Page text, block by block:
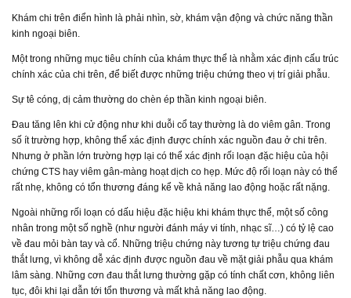
Khám chi trên điển hình là phải nhìn, sờ, khám vận động và chức năng thần
kinh ngoại biên.
Một trong những mục tiêu chính của khám thực thể là nhằm xác định cấu trúc
chính xác của chi trên, để biết được những triệu chứng theo vị trí giải phẫu.
Sự tê cóng, dị cảm thường do chèn ép thần kinh ngoại biên.
Đau tăng lên khi cử động như khi duỗi cổ tay thường là do viêm gân. Trong
số ít trường hợp, không thể xác định được chính xác nguồn đau ở chi trên.
Nhưng ở phần lớn trường hợp lại có thể xác định rối loạn đặc hiệu của hội
chứng CTS hay viêm gân-màng hoạt dịch co hẹp. Mức độ rối loạn này có thể
rất nhẹ, không có tổn thương đáng kể về khả năng lao động hoặc rất nặng.
Ngoài những rối loạn có dấu hiệu đặc hiệu khi khám thực thể, một số công
nhân trong một số nghề (như người đánh máy vi tính, nhạc sĩ…) có tỷ lệ cao
về đau mỏi bàn tay và cổ. Những triệu chứng này tương tự triệu chứng đau
thắt lưng, vì không dễ xác định được nguồn đau về mặt giải phẫu qua khám
lâm sàng. Những cơn đau thắt lưng thường gặp có tính chất cơn, không liên
tục, đôi khi lại dẫn tới tổn thương và mất khả năng lao động.